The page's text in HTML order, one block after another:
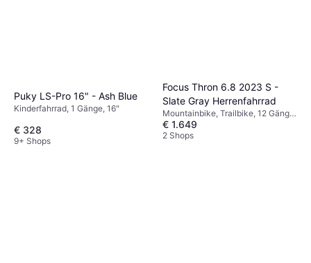
Puky LS-Pro 16" - Ash Blue
Kinderfahrrad, 1 Gänge, 16"
€ 328
9+ Shops
Focus Thron 6.8 2023 S -
Slate Gray Herrenfahrrad
Mountainbike, Trailbike, 12 Gänge,
29"
€ 1.649
2 Shops